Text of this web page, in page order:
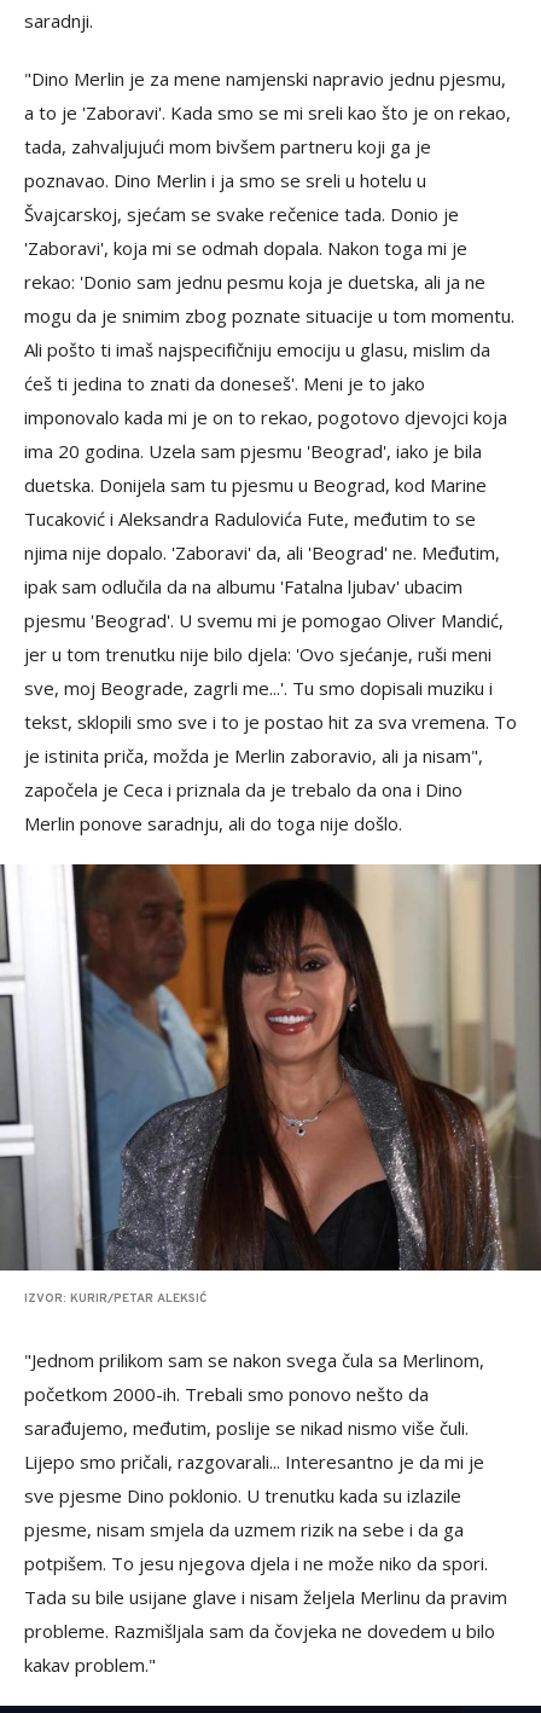
saradnji.
"Dino Merlin je za mene namjenski napravio jednu pjesmu,
a to je 'Zaboravi'. Kada smo se mi sreli kao što je on rekao,
tada, zahvaljujući mom bivšem partneru koji ga je
poznavao. Dino Merlin i ja smo se sreli u hotelu u
Švajcarskoj, sjećam se svake rečenice tada. Donio je
'Zaboravi', koja mi se odmah dopala. Nakon toga mi je
rekao: 'Donio sam jednu pesmu koja je duetska, ali ja ne
mogu da je snimim zbog poznate situacije u tom momentu.
Ali pošto ti imaš najspecifičniju emociju u glasu, mislim da
ćeš ti jedina to znati da doneseš'. Meni je to jako
imponovalo kada mi je on to rekao, pogotovo djevojci koja
ima 20 godina. Uzela sam pjesmu 'Beograd', iako je bila
duetska. Donijela sam tu pjesmu u Beograd, kod Marine
Tucaković i Aleksandra Radulovića Fute, međutim to se
njima nije dopalo. 'Zaboravi' da, ali 'Beograd' ne. Međutim,
ipak sam odlučila da na albumu 'Fatalna ljubav' ubacim
pjesmu 'Beograd'. U svemu mi je pomogao Oliver Mandić,
jer u tom trenutku nije bilo djela: 'Ovo sjećanje, ruši meni
sve, moj Beograde, zagrli me...'. Tu smo dopisali muziku i
tekst, sklopili smo sve i to je postao hit za sva vremena. To
je istinita priča, možda je Merlin zaboravio, ali ja nisam",
započela je Ceca i priznala da je trebalo da ona i Dino
Merlin ponove saradnju, ali do toga nije došlo.
IZVOR: KURIR/PETAR ALEKSIĆ
"Jednom prilikom sam se nakon svega čula sa Merlinom,
početkom 2000-ih. Trebali smo ponovo nešto da
sarađujemo, međutim, poslije se nikad nismo više čuli.
Lijepo smo pričali, razgovarali... Interesantno je da mi je
sve pjesme Dino poklonio. U trenutku kada su izlazile
pjesme, nisam smjela da uzmem rizik na sebe i da ga
potpišem. To jesu njegova djela i ne može niko da spori.
Tada su bile usijane glave i nisam željela Merlinu da pravim
probleme. Razmišljala sam da čovjeka ne dovedem u bilo
kakav problem."